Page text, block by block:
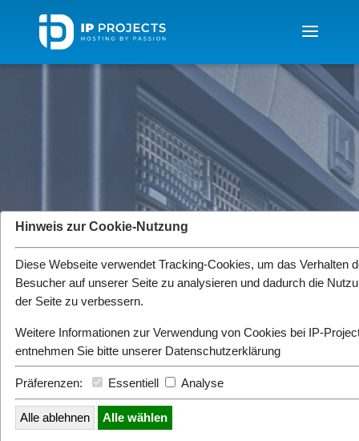
Firmenintern
Jahresabschlüsse und aktuelle
Pressemitteilungen von IP-Projects.
Hinweis zur Cookie-Nutzung
Diese Webseite verwendet Tracking-Cookies, um das Verhalten
Besucher auf unserer Seite zu analysieren und dadurch die
der Seite zu verbessern.
Weitere Informationen zur Verwendung von Cookies bei IP-
entnehmen Sie bitte unserer Datenschutzerklärung
Präferenzen: Essentiell Analyse
Alle ablehnen Alle wählen